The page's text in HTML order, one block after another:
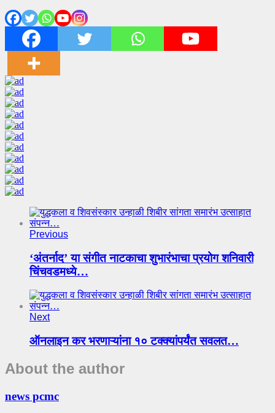
Previous
‘अंतर्नाद’ या संगीत नाटकाचा शुभारंभाचा प्रयोग शनिवारी
चिंचवडमध्ये…
Next
ऑनलाइन कर भरणाऱ्यांना १० टक्क्यांपर्यंत सवलत…
About the author
news pcmc